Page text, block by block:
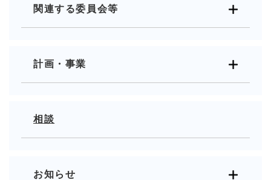
関連する委員会等
計画・事業
相談
お知らせ